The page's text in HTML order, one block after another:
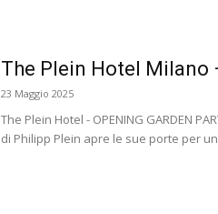
The Plein Hotel Milano
23 Maggio 2025
The Plein Hotel - OPENING GARDEN
di Philipp Plein apre le sue porte per